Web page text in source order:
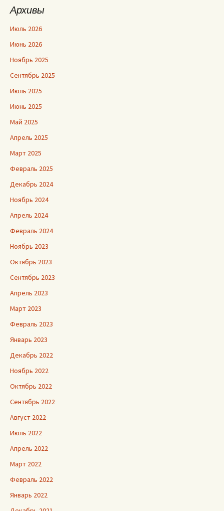
Архивы
Июль 2026
Июнь 2026
Ноябрь 2025
Сентябрь 2025
Июль 2025
Июнь 2025
Май 2025
Апрель 2025
Март 2025
Февраль 2025
Декабрь 2024
Ноябрь 2024
Апрель 2024
Февраль 2024
Ноябрь 2023
Октябрь 2023
Сентябрь 2023
Апрель 2023
Март 2023
Февраль 2023
Январь 2023
Декабрь 2022
Ноябрь 2022
Октябрь 2022
Сентябрь 2022
Август 2022
Июль 2022
Апрель 2022
Март 2022
Февраль 2022
Январь 2022